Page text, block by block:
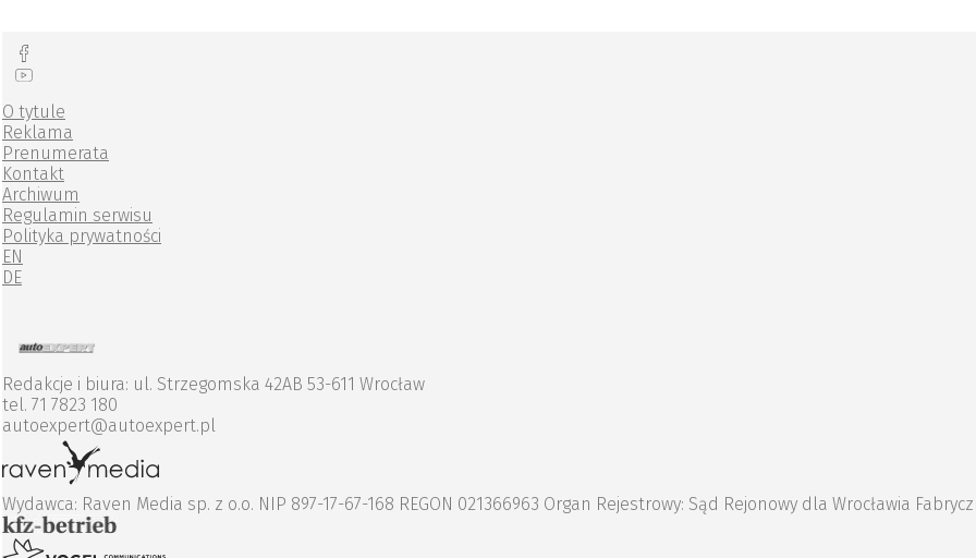
O tytule
Reklama
Prenumerata
Kontakt
Archiwum
Regulamin serwisu
Polityka prywatności
EN
DE
Redakcje i biura: ul. Strzegomska 42AB 53-611 Wrocław
tel. 71 7823 180
autoexpert@autoexpert.pl
Wydawca: Raven Media sp. z o.o. NIP 897-17-67-168 REGON 021366963 Organ Rejestrowy: Sąd Rejonowy dla Wrocławia